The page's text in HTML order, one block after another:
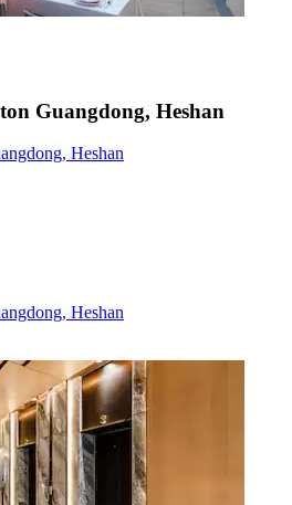
Guangdong, Heshan
Heshan
Heshan